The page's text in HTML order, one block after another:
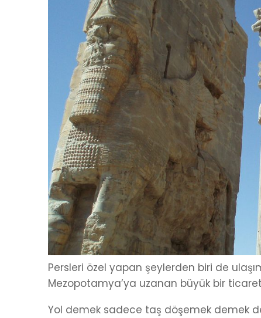
Persleri özel yapan şeylerden biri de
Mezopotamya’ya uzanan büyük bir
Yol demek sadece taş döşemek demek